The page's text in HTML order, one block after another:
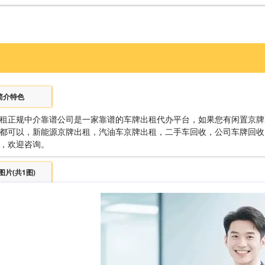
介特色
正规中介靠谱公司是一家靠谱的车牌出租代办平台，如果您有闲置京
可以，新能源京牌出租，汽油车京牌出租，二手车回收，公司车牌回
欢迎咨询。
片(共1图)